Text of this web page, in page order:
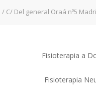
/ C/ Del general Oraá nº5
Fisioterapia a
Fisioterapia